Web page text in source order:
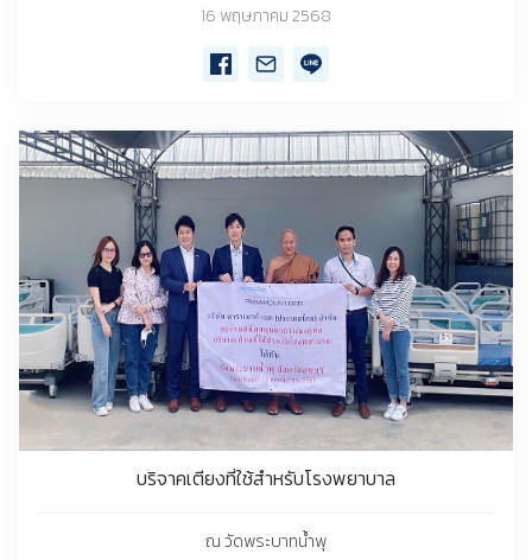
16 พฤษภาคม 2568
บริจาคเตียงที่ใช้สำหรับโรงพยาบาล
ณ วัดพระบาทนํ้าพุ